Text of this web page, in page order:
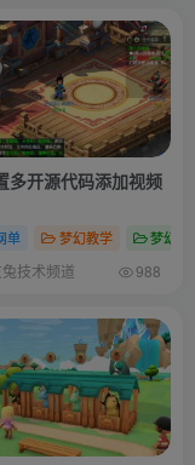
多开源代码添加视频
单 梦幻教学 梦幻工
技术频道 988